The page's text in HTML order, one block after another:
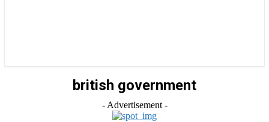
british government
- Advertisement -